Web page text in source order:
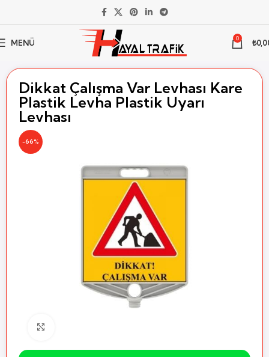
MENÜ 0 ₺
Trafik Levhası Plastik Levhalar Dikdörtgen Levha
Dikkat Çalışma Var Levhası Kare
Plastik Levha Plastik Uyarı
Levhası
-66%